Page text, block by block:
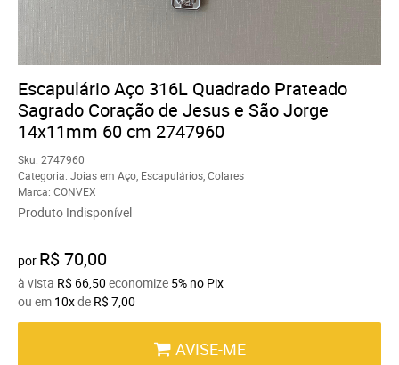
Escapulário Aço 316L Quadrado Prateado
Sagrado Coração de Jesus e São Jorge
14x11mm 60 cm 2747960
Sku: 2747960
Categoria: Joias em Aço Escapulários Colares
Marca: CONVEX
Produto Indisponível
por R$ 70,00
à vista R$ 66,50 economize 5% no Pix
ou em 10xde R$ 7,00
AVISE-ME